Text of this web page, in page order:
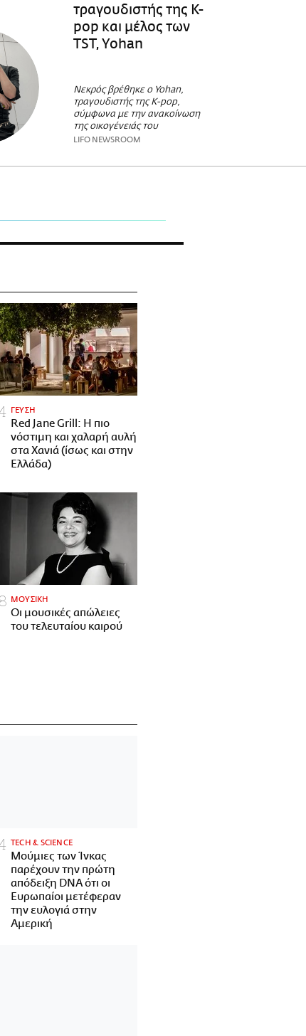
τραγουδιστής της K-
pop και μέλος των
TST, Yohan
Νεκρός βρέθηκε ο Yohan,
τραγουδιστής της Κ-pop,
σύμφωνα με την ανακοίνωση
της οικογένειάς του
LIFO NEWSROOM
ΓΕΥΣΗ
Red Jane Grill: Η πιο
νόστιμη και χαλαρή αυλή
στα Χανιά (ίσως και στην
Ελλάδα)
ΜΟΥΣΙΚΗ
Οι μουσικές απώλειες
του τελευταίου καιρού
ΤECH & SCIENCE
Μούμιες των Ίνκας
παρέχουν την πρώτη
απόδειξη DNA ότι οι
Ευρωπαίοι μετέφεραν
την ευλογιά στην
Αμερική